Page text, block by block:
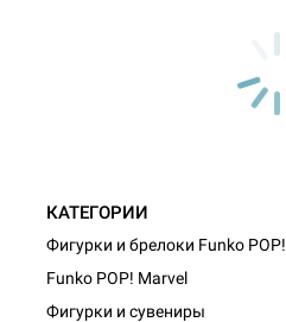
КАТЕГОРИИ
Фигурки и брелоки Funko POP!
Funko POP! Marvel
Фигурки и сувениры
World Монстры